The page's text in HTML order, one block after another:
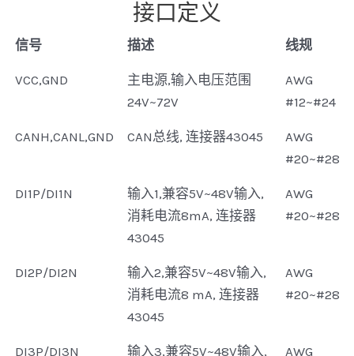
接口定义
信号 描述 线规
VCC,GND
主电源,输入电压范围
24V~72V
AWG
#12~#24
CANH,CANL,GND CAN总线, 连接器43045
AWG
#20~#28
DI1P/DI1N
输入1,兼容5V~48V输入,
消耗电流8mA, 连接器
43045
AWG
#20~#28
DI2P/DI2N
输入2,兼容5V~48V输入,
消耗电流8 mA, 连接器
43045
AWG
#20~#28
DI3P/DI3N
输入3,兼容5V~48V输入,
AWG